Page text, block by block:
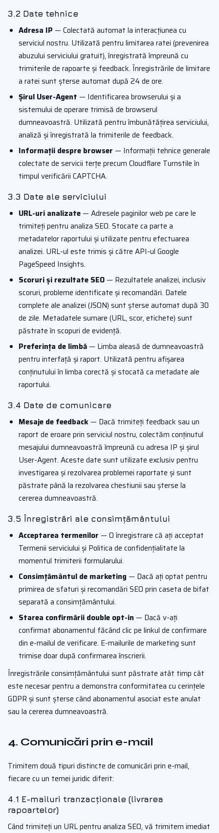
3.2 Date tehnice
Adresa IP — Colectată automat la interacțiunea cu
serviciul nostru. Utilizată pentru limitarea ratei (prevenirea
abuzului serviciului gratuit), înregistrată împreună cu
trimiterile de rapoarte și feedback. Înregistrările de limitare
a ratei sunt șterse automat după 24 de ore.
Șirul User-Agent — Identificarea browserului și a
sistemului de operare trimisă de browserul
dumneavoastră. Utilizată pentru îmbunătățirea serviciului,
analiză și înregistrată la trimiterile de feedback.
Informații despre browser — Informații tehnice generale
colectate de servicii terțe precum Cloudflare Turnstile în
timpul verificării CAPTCHA.
3.3 Date ale serviciului
URL-uri analizate — Adresele paginilor web pe care le
trimiteți pentru analiza SEO. Stocate ca parte a
metadatelor raportului și utilizate pentru efectuarea
analizei. URL-ul este trimis și către API-ul Google
PageSpeed Insights.
Scoruri și rezultate SEO — Rezultatele analizei, inclusiv
scoruri, probleme identificate și recomandări. Datele
complete ale analizei (JSON) sunt șterse automat după 30
de zile. Metadatele sumare (URL, scor, etichete) sunt
păstrate în scopuri de evidență.
Preferința de limbă — Limba aleasă de dumneavoastră
pentru interfață și raport. Utilizată pentru afișarea
conținutului în limba corectă și stocată ca metadate ale
raportului.
3.4 Date de comunicare
Mesaje de feedback — Dacă trimiteți feedback sau un
raport de eroare prin serviciul nostru, colectăm conținutul
mesajului dumneavoastră împreună cu adresa IP și șirul
User-Agent. Aceste date sunt utilizate exclusiv pentru
investigarea și rezolvarea problemei raportate și sunt
păstrate până la rezolvarea chestiunii sau șterse la
cererea dumneavoastră.
3.5 Înregistrări ale consimțământului
Acceptarea termenilor — O înregistrare că ați acceptat
Termenii serviciului și Politica de confidențialitate la
momentul trimiterii formularului.
Consimțământul de marketing — Dacă ați optat pentru
primirea de sfaturi și recomandări SEO prin caseta de bifat
separată a consimțământului.
Starea confirmării double opt-in — Dacă v-ați
confirmat abonamentul făcând clic pe linkul de confirmare
din e-mailul de verificare. E-mailurile de marketing sunt
trimise doar după confirmarea înscrierii.
Înregistrările consimțământului sunt păstrate atât timp cât
este necesar pentru a demonstra conformitatea cu cerințele
GDPR și sunt șterse când abonamentul asociat este anulat
sau la cererea dumneavoastră.
4. Comunicări prin e-mail
Trimitem două tipuri distincte de comunicări prin e-mail,
fiecare cu un temei juridic diferit:
4.1 E-mailuri tranzacționale (livrarea
rapoartelor)
Când trimiteți un URL pentru analiza SEO, vă trimitem imediat